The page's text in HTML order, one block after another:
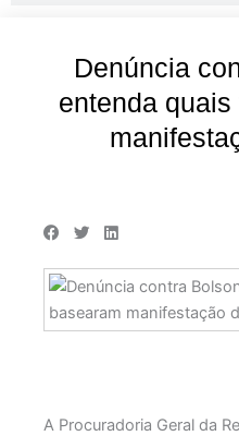
Denúncia
entenda
A Procuradoria Geral da